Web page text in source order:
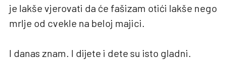
je lakše vjerovati da će fašizam otići lakše nego
mrlje od cvekle na beloj majici.
I danas znam. I dijete i dete su isto gladni.